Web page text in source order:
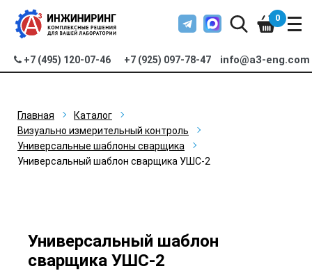
+7 (495) 120-07-46 +7 (925) 097-78-47 info@a3-eng.com
0
Главная
Каталог
Визуально измерительный контроль
Универсальные шаблоны сварщика
Универсальный шаблон сварщика УШС-2
Универсальный шаблон
сварщика УШС-2